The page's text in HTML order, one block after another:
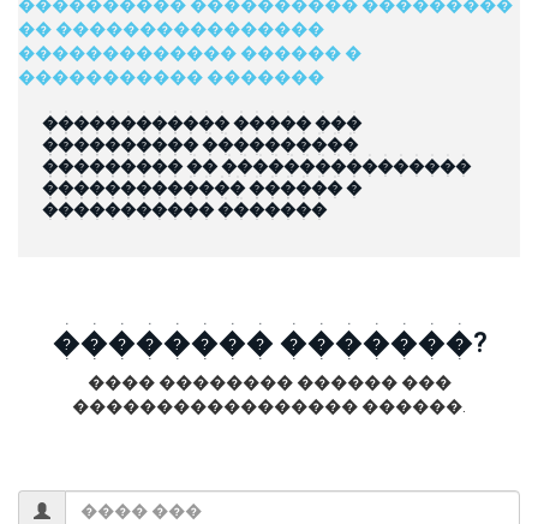
������������ ����� ���
���������� ����������
��������� �� ����������������
������������� ������ �
����������� �������
�������� �������?
���� �������� ������ ���
����������������� ������.